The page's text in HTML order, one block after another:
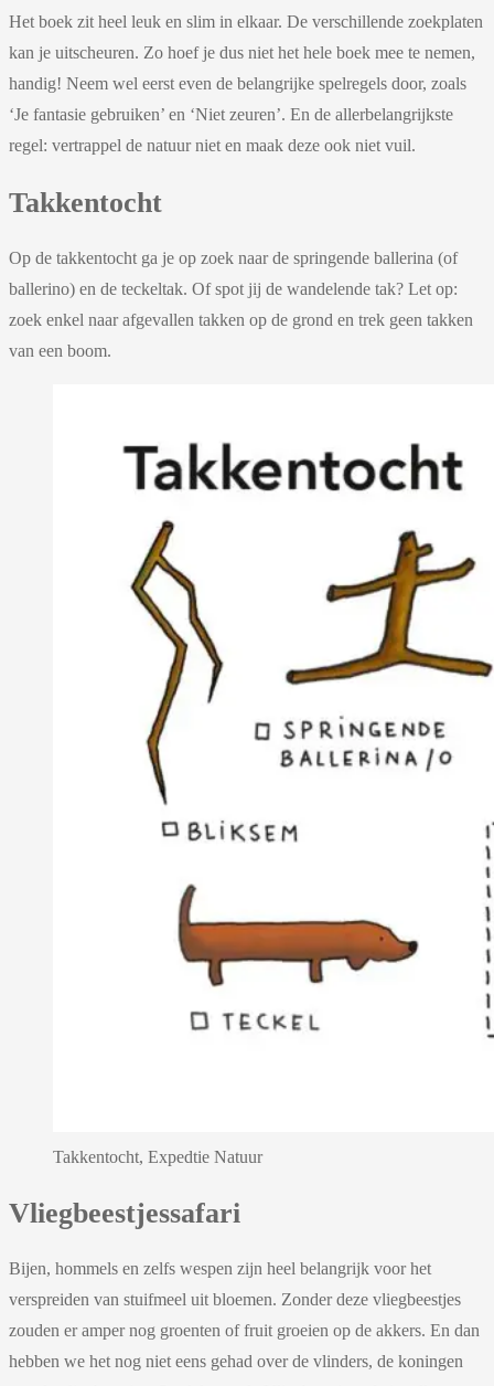
Het boek zit heel leuk en slim in elkaar. De verschillende zoekplaten
kan je uitscheuren. Zo hoef je dus niet het hele boek mee te nemen,
handig! Neem wel eerst even de belangrijke spelregels door, zoals
‘Je fantasie gebruiken’ en ‘Niet zeuren’. En de allerbelangrijkste
regel: vertrappel de natuur niet en maak deze ook niet vuil.
Takkentocht
Op de takkentocht ga je op zoek naar de springende ballerina (of
ballerino) en de teckeltak. Of spot jij de wandelende tak? Let op:
zoek enkel naar afgevallen takken op de grond en trek geen takken
van een boom.
Takkentocht, Expedtie Natuur
Vliegbeestjessafari
Bijen, hommels en zelfs wespen zijn heel belangrijk voor het
verspreiden van stuifmeel uit bloemen. Zonder deze vliegbeestjes
zouden er amper nog groenten of fruit groeien op de akkers. En dan
hebben we het nog niet eens gehad over de vlinders, de koningen